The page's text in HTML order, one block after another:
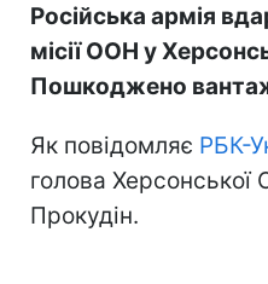
Російська армія
місії ООН у
Пошкоджено
Як повідомляє РБК-
голова
Прокудін.